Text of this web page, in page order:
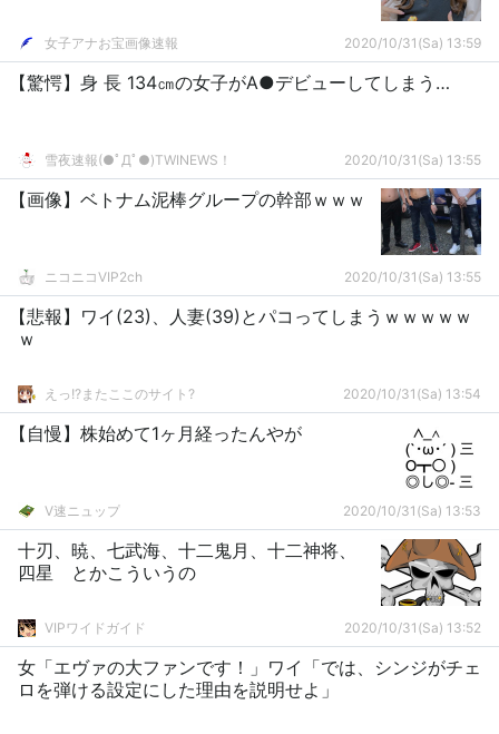
女子アナお宝画像速報 2020/10/31(Sa) 13:59
【驚愕】身 長 134㎝の女子がA●デビューしてしまう…
雪夜速報(●ﾟДﾟ●)TWINEWS！ 2020/10/31(Sa) 13:55
【画像】ベトナム泥棒グループの幹部ｗｗｗ
ニコニコVIP2ch 2020/10/31(Sa) 13:55
【悲報】ワイ(23)、人妻(39)とパコってしまうｗｗｗｗｗ
ｗ
えっ!?またここのサイト? 2020/10/31(Sa) 13:54
【自慢】株始めて1ヶ月経ったんやが
V速ニュップ 2020/10/31(Sa) 13:53
十刃、暁、七武海、十二鬼月、十二神将、
四星 とかこういうの
VIPワイドガイド 2020/10/31(Sa) 13:52
女「エヴァの大ファンです！」ワイ「では、シンジがチェ
ロを弾ける設定にした理由を説明せよ」